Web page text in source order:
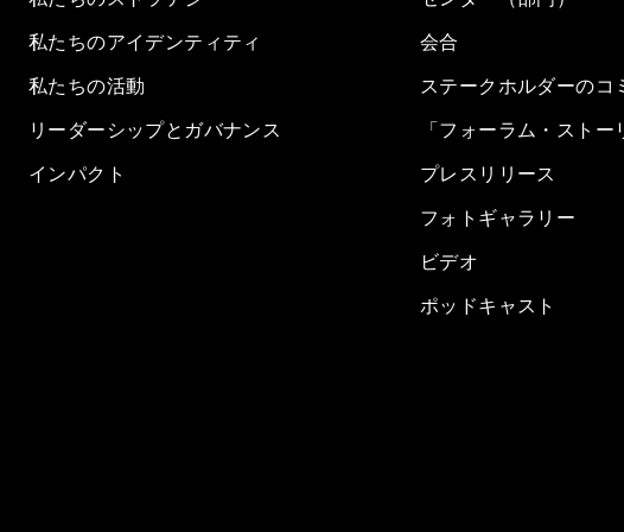
私たちのアイデンティティ
私たちの活動
リーダーシップとガバナンス
インパクト
会合
ステークホルダーのコ
「フォーラム・ストー
プレスリリース
フォトギャラリー
ビデオ
ポッドキャスト